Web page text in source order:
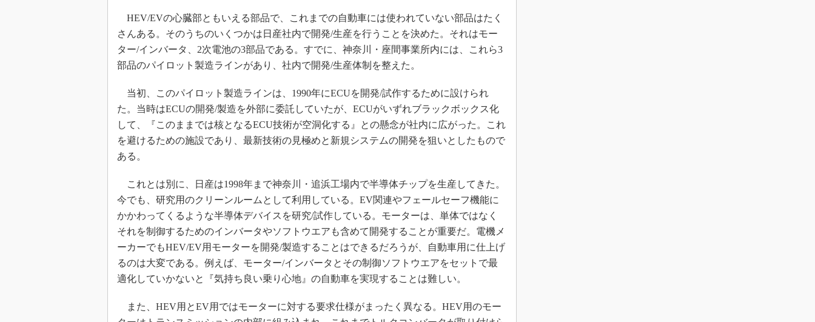
HEV/EVの心臓部ともいえる部品で、これまでの自動車には使われていない部品はたく
さんある。そのうちのいくつかは日産社内で開発/生産を行うことを決めた。それはモー
ター/インバータ、2次電池の3部品である。すでに、神奈川・座間事業所内には、これら3
部品のパイロット製造ラインがあり、社内で開発/生産体制を整えた。
当初、このパイロット製造ラインは、1990年にECUを開発/試作するために設けられ
た。当時はECUの開発/製造を外部に委託していたが、ECUがいずれブラックボックス化
して、『このままでは核となるECU技術が空洞化する』との懸念が社内に広がった。これ
を避けるための施設であり、最新技術の見極めと新規システムの開発を狙いとしたもので
ある。
これとは別に、日産は1998年まで神奈川・追浜工場内で半導体チップを生産してきた。
今でも、研究用のクリーンルームとして利用している。EV関連やフェールセーフ機能に
かかわってくるような半導体デバイスを研究/試作している。モーターは、単体ではなく
それを制御するためのインバータやソフトウエアも含めて開発することが重要だ。電機メ
ーカーでもHEV/EV用モーターを開発/製造することはできるだろうが、自動車用に仕上げ
るのは大変である。例えば、モーター/インバータとその制御ソフトウエアをセットで最
適化していかないと『気持ち良い乗り心地』の自動車を実現することは難しい。
また、HEV用とEV用ではモーターに対する要求仕様がまったく異なる。HEV用のモー